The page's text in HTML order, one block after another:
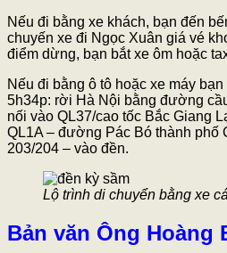
Nếu đi bằng xe khách, bạn đến
chuyến xe đi Ngọc Xuân giá vé
điểm dừng, bạn bắt xe ôm hoặc
Nếu đi bằng ô tô hoặc xe máy
5h34p: rời Hà Nội bằng đường
nối vào QL37/cao tốc Bắc Giang
QL1A – đường Pác Bó thành phố
203/204 – vào đền.
Lộ trình di chuyển bằng xe
Bản văn Ông Hoàng